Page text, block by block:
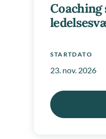
Coaching
STARTDATO
23. nov. 2026